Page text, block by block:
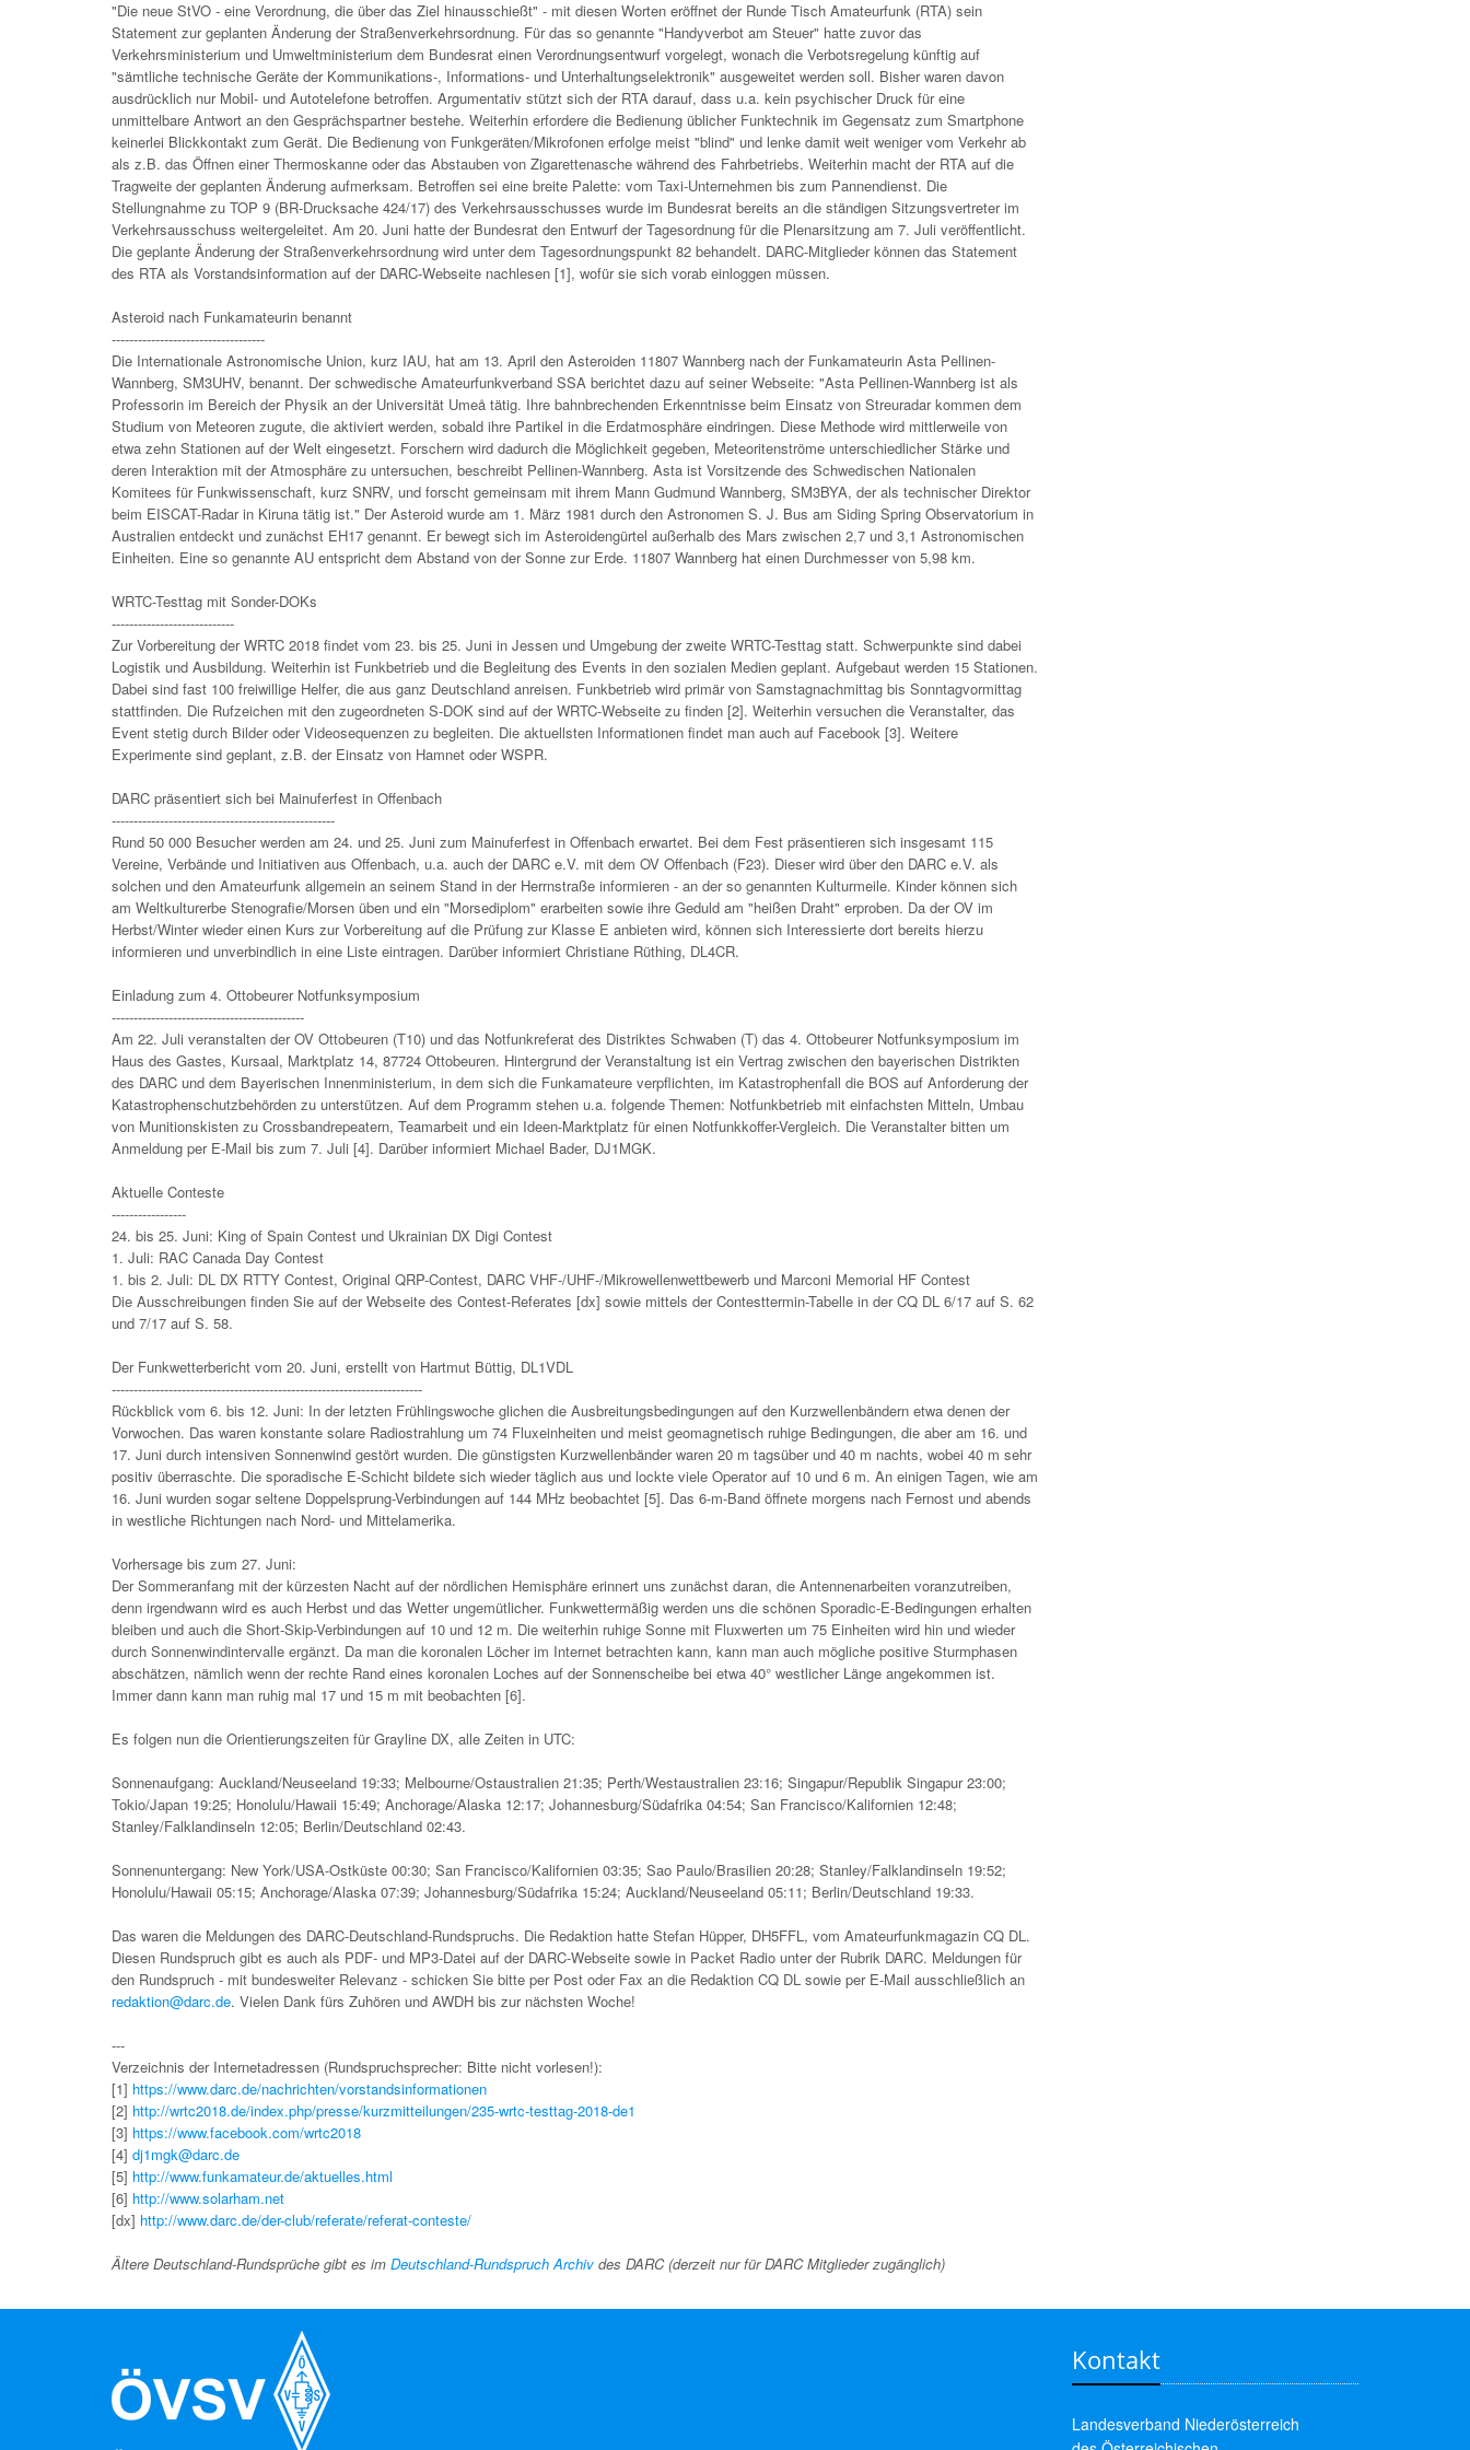
"Die neue StVO - eine Verordnung, die über das Ziel hinausschießt" - mit diesen Worten eröffnet der Runde Tisch Amateurfunk (RTA) sein
Statement zur geplanten Änderung der Straßenverkehrsordnung. Für das so genannte "Handyverbot am Steuer" hatte zuvor das
Verkehrsministerium und Umweltministerium dem Bundesrat einen Verordnungsentwurf vorgelegt, wonach die Verbotsregelung künftig auf
"sämtliche technische Geräte der Kommunikations-, Informations- und Unterhaltungselektronik" ausgeweitet werden soll. Bisher waren davon
ausdrücklich nur Mobil- und Autotelefone betroffen. Argumentativ stützt sich der RTA darauf, dass u.a. kein psychischer Druck für eine
unmittelbare Antwort an den Gesprächspartner bestehe. Weiterhin erfordere die Bedienung üblicher Funktechnik im Gegensatz zum Smartphone
keinerlei Blickkontakt zum Gerät. Die Bedienung von Funkgeräten/Mikrofonen erfolge meist "blind" und lenke damit weit weniger vom Verkehr ab
als z.B. das Öffnen einer Thermoskanne oder das Abstauben von Zigarettenasche während des Fahrbetriebs. Weiterhin macht der RTA auf die
Tragweite der geplanten Änderung aufmerksam. Betroffen sei eine breite Palette: vom Taxi-Unternehmen bis zum Pannendienst. Die
Stellungnahme zu TOP 9 (BR-Drucksache 424/17) des Verkehrsausschusses wurde im Bundesrat bereits an die ständigen Sitzungsvertreter im
Verkehrsausschuss weitergeleitet. Am 20. Juni hatte der Bundesrat den Entwurf der Tagesordnung für die Plenarsitzung am 7. Juli veröffentlicht.
Die geplante Änderung der Straßenverkehrsordnung wird unter dem Tagesordnungspunkt 82 behandelt. DARC-Mitglieder können das Statement
des RTA als Vorstandsinformation auf der DARC-Webseite nachlesen [1], wofür sie sich vorab einloggen müssen.
Asteroid nach Funkamateurin benannt
-----------------------------------
Die Internationale Astronomische Union, kurz IAU, hat am 13. April den Asteroiden 11807 Wannberg nach der Funkamateurin Asta Pellinen-
Wannberg, SM3UHV, benannt. Der schwedische Amateurfunkverband SSA berichtet dazu auf seiner Webseite: "Asta Pellinen-Wannberg ist als
Professorin im Bereich der Physik an der Universität Umeå tätig. Ihre bahnbrechenden Erkenntnisse beim Einsatz von Streuradar kommen dem
Studium von Meteoren zugute, die aktiviert werden, sobald ihre Partikel in die Erdatmosphäre eindringen. Diese Methode wird mittlerweile von
etwa zehn Stationen auf der Welt eingesetzt. Forschern wird dadurch die Möglichkeit gegeben, Meteoritenströme unterschiedlicher Stärke und
deren Interaktion mit der Atmosphäre zu untersuchen, beschreibt Pellinen-Wannberg. Asta ist Vorsitzende des Schwedischen Nationalen
Komitees für Funkwissenschaft, kurz SNRV, und forscht gemeinsam mit ihrem Mann Gudmund Wannberg, SM3BYA, der als technischer Direktor
beim EISCAT-Radar in Kiruna tätig ist." Der Asteroid wurde am 1. März 1981 durch den Astronomen S. J. Bus am Siding Spring Observatorium in
Australien entdeckt und zunächst EH17 genannt. Er bewegt sich im Asteroidengürtel außerhalb des Mars zwischen 2,7 und 3,1 Astronomischen
Einheiten. Eine so genannte AU entspricht dem Abstand von der Sonne zur Erde. 11807 Wannberg hat einen Durchmesser von 5,98 km.
WRTC-Testtag mit Sonder-DOKs
----------------------------
Zur Vorbereitung der WRTC 2018 findet vom 23. bis 25. Juni in Jessen und Umgebung der zweite WRTC-Testtag statt. Schwerpunkte sind dabei
Logistik und Ausbildung. Weiterhin ist Funkbetrieb und die Begleitung des Events in den sozialen Medien geplant. Aufgebaut werden 15 Stationen.
Dabei sind fast 100 freiwillige Helfer, die aus ganz Deutschland anreisen. Funkbetrieb wird primär von Samstagnachmittag bis Sonntagvormittag
stattfinden. Die Rufzeichen mit den zugeordneten S-DOK sind auf der WRTC-Webseite zu finden [2]. Weiterhin versuchen die Veranstalter, das
Event stetig durch Bilder oder Videosequenzen zu begleiten. Die aktuellsten Informationen findet man auch auf Facebook [3]. Weitere
Experimente sind geplant, z.B. der Einsatz von Hamnet oder WSPR.
DARC präsentiert sich bei Mainuferfest in Offenbach
---------------------------------------------------
Rund 50 000 Besucher werden am 24. und 25. Juni zum Mainuferfest in Offenbach erwartet. Bei dem Fest präsentieren sich insgesamt 115
Vereine, Verbände und Initiativen aus Offenbach, u.a. auch der DARC e.V. mit dem OV Offenbach (F23). Dieser wird über den DARC e.V. als
solchen und den Amateurfunk allgemein an seinem Stand in der Herrnstraße informieren - an der so genannten Kulturmeile. Kinder können sich
am Weltkulturerbe Stenografie/Morsen üben und ein "Morsediplom" erarbeiten sowie ihre Geduld am "heißen Draht" erproben. Da der OV im
Herbst/Winter wieder einen Kurs zur Vorbereitung auf die Prüfung zur Klasse E anbieten wird, können sich Interessierte dort bereits hierzu
informieren und unverbindlich in eine Liste eintragen. Darüber informiert Christiane Rüthing, DL4CR.
Einladung zum 4. Ottobeurer Notfunksymposium
--------------------------------------------
Am 22. Juli veranstalten der OV Ottobeuren (T10) und das Notfunkreferat des Distriktes Schwaben (T) das 4. Ottobeurer Notfunksymposium im
Haus des Gastes, Kursaal, Marktplatz 14, 87724 Ottobeuren. Hintergrund der Veranstaltung ist ein Vertrag zwischen den bayerischen Distrikten
des DARC und dem Bayerischen Innenministerium, in dem sich die Funkamateure verpflichten, im Katastrophenfall die BOS auf Anforderung der
Katastrophenschutzbehörden zu unterstützen. Auf dem Programm stehen u.a. folgende Themen: Notfunkbetrieb mit einfachsten Mitteln, Umbau
von Munitionskisten zu Crossbandrepeatern, Teamarbeit und ein Ideen-Marktplatz für einen Notfunkkoffer-Vergleich. Die Veranstalter bitten um
Anmeldung per E-Mail bis zum 7. Juli [4]. Darüber informiert Michael Bader, DJ1MGK.
Aktuelle Conteste
-----------------
24. bis 25. Juni: King of Spain Contest und Ukrainian DX Digi Contest
1. Juli: RAC Canada Day Contest
1. bis 2. Juli: DL DX RTTY Contest, Original QRP-Contest, DARC VHF-/UHF-/Mikrowellenwettbewerb und Marconi Memorial HF Contest
Die Ausschreibungen finden Sie auf der Webseite des Contest-Referates [dx] sowie mittels der Contesttermin-Tabelle in der CQ DL 6/17 auf S. 62
und 7/17 auf S. 58.
Der Funkwetterbericht vom 20. Juni, erstellt von Hartmut Büttig, DL1VDL
-----------------------------------------------------------------------
Rückblick vom 6. bis 12. Juni: In der letzten Frühlingswoche glichen die Ausbreitungsbedingungen auf den Kurzwellenbändern etwa denen der
Vorwochen. Das waren konstante solare Radiostrahlung um 74 Fluxeinheiten und meist geomagnetisch ruhige Bedingungen, die aber am 16. und
17. Juni durch intensiven Sonnenwind gestört wurden. Die günstigsten Kurzwellenbänder waren 20 m tagsüber und 40 m nachts, wobei 40 m sehr
positiv überraschte. Die sporadische E-Schicht bildete sich wieder täglich aus und lockte viele Operator auf 10 und 6 m. An einigen Tagen, wie am
16. Juni wurden sogar seltene Doppelsprung-Verbindungen auf 144 MHz beobachtet [5]. Das 6-m-Band öffnete morgens nach Fernost und abends
in westliche Richtungen nach Nord- und Mittelamerika.
Vorhersage bis zum 27. Juni:
Der Sommeranfang mit der kürzesten Nacht auf der nördlichen Hemisphäre erinnert uns zunächst daran, die Antennenarbeiten voranzutreiben,
denn irgendwann wird es auch Herbst und das Wetter ungemütlicher. Funkwettermäßig werden uns die schönen Sporadic-E-Bedingungen erhalten
bleiben und auch die Short-Skip-Verbindungen auf 10 und 12 m. Die weiterhin ruhige Sonne mit Fluxwerten um 75 Einheiten wird hin und wieder
durch Sonnenwindintervalle ergänzt. Da man die koronalen Löcher im Internet betrachten kann, kann man auch mögliche positive Sturmphasen
abschätzen, nämlich wenn der rechte Rand eines koronalen Loches auf der Sonnenscheibe bei etwa 40° westlicher Länge angekommen ist.
Immer dann kann man ruhig mal 17 und 15 m mit beobachten [6].
Es folgen nun die Orientierungszeiten für Grayline DX, alle Zeiten in UTC:
Sonnenaufgang: Auckland/Neuseeland 19:33; Melbourne/Ostaustralien 21:35; Perth/Westaustralien 23:16; Singapur/Republik Singapur 23:00;
Tokio/Japan 19:25; Honolulu/Hawaii 15:49; Anchorage/Alaska 12:17; Johannesburg/Südafrika 04:54; San Francisco/Kalifornien 12:48;
Stanley/Falklandinseln 12:05; Berlin/Deutschland 02:43.
Sonnenuntergang: New York/USA-Ostküste 00:30; San Francisco/Kalifornien 03:35; Sao Paulo/Brasilien 20:28; Stanley/Falklandinseln 19:52;
Honolulu/Hawaii 05:15; Anchorage/Alaska 07:39; Johannesburg/Südafrika 15:24; Auckland/Neuseeland 05:11; Berlin/Deutschland 19:33.
Das waren die Meldungen des DARC-Deutschland-Rundspruchs. Die Redaktion hatte Stefan Hüpper, DH5FFL, vom Amateurfunkmagazin CQ DL.
Diesen Rundspruch gibt es auch als PDF- und MP3-Datei auf der DARC-Webseite sowie in Packet Radio unter der Rubrik DARC. Meldungen für
den Rundspruch - mit bundesweiter Relevanz - schicken Sie bitte per Post oder Fax an die Redaktion CQ DL sowie per E-Mail ausschließlich an
redaktion@darc.de. Vielen Dank fürs Zuhören und AWDH bis zur nächsten Woche!
---
Verzeichnis der Internetadressen (Rundspruchsprecher: Bitte nicht vorlesen!):
[1] https://www.darc.de/nachrichten/vorstandsinformationen
[2] http://wrtc2018.de/index.php/presse/kurzmitteilungen/235-wrtc-testtag-2018-de1
[3] https://www.facebook.com/wrtc2018
[4] dj1mgk@darc.de
[5] http://www.funkamateur.de/aktuelles.html
[6] http://www.solarham.net
[dx] http://www.darc.de/der-club/referate/referat-conteste/
Ältere Deutschland-Rundsprüche gibt es im Deutschland-Rundspruch Archiv des DARC (derzeit nur für DARC Mitglieder zugänglich)
Kontakt
Landesverband Niederösterreich